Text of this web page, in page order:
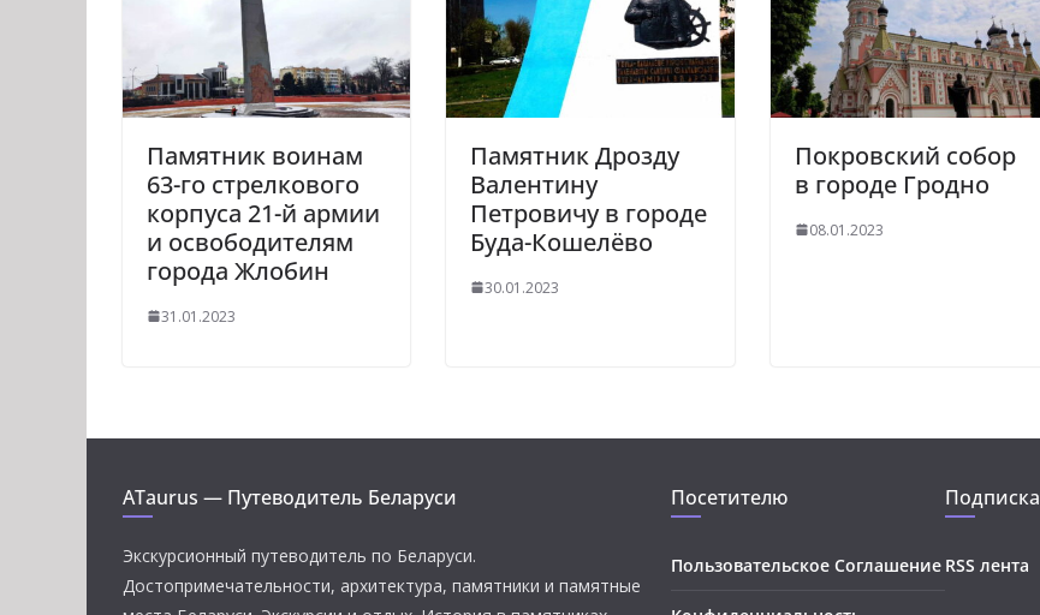
Памятник воинам
63-го стрелкового
корпуса 21-й армии
и освободителям
города Жлобин
31.01.2023
Памятник Дрозду
Валентину
Петровичу в городе
Буда-Кошелёво
30.01.2023
Покровский собор
в городе Гродно
08.01.2023
ATaurus — Путеводитель Беларуси
Экскурсионный путеводитель по Беларуси.
Достопримечательности, архитектура, памятники и памятные
Посетителю
Пользовательское Соглашение
Подписка
RSS лента